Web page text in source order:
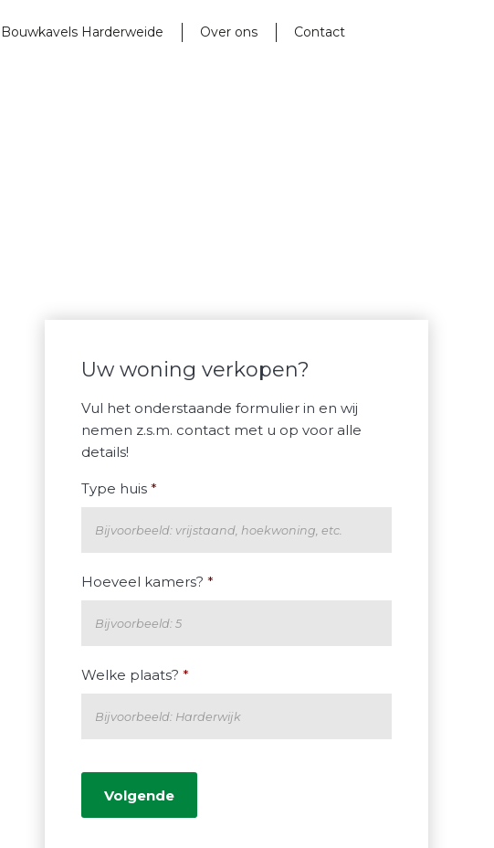
Bouwkavels Harderweide Over ons
Contact
Uw woning verkopen?
Vul het onderstaande formulier in en wij
nemen z.s.m. contact met u op voor alle
details!
Type huis *
Hoeveel kamers? *
Welke plaats? *